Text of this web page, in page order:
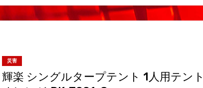
災害
輝楽 シングルタープテント 1人用テント